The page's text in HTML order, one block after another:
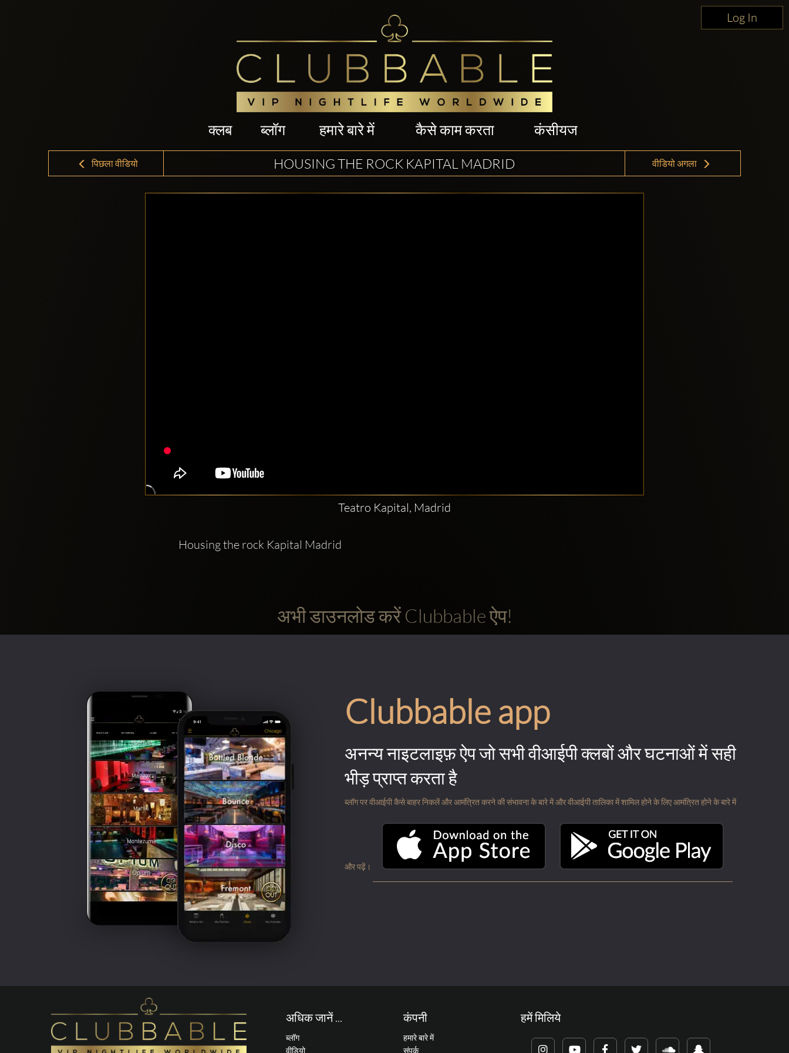
Log In
क्लब ब्लॉग हमारे बारे में कैसे काम करता कंसीयज
पिछला वीडियो HOUSING THE ROCK KAPITAL MADRID वीडियो अगला
Teatro Kapital, Madrid
Housing the rock Kapital Madrid
अभी डाउनलोड करें Clubbable ऐप!
Clubbable app
अनन्य नाइटलाइफ़ ऐप जो सभी वीआईपी क्लबों और घटनाओं में सही
भीड़ प्राप्त करता है
ब्लॉग पर वीआईपी कैसे बाहर निकलें और आमंत्रित करने की संभावना के बारे में और वीआईपी तालिका में शामिल होने के लिए आमंत्रित होने के बारे में
और पढ़ें।
अधिक जानें ...
ब्लॉग
वीडियो
कंपनी
हमारे बारे में
संपर्क
हमें मिलिये